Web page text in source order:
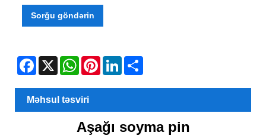
Sorğu göndərin
Facebook
X WhatsAppPinterestLinkedIn
Məhsul təsviri
Aşağı soyma pin